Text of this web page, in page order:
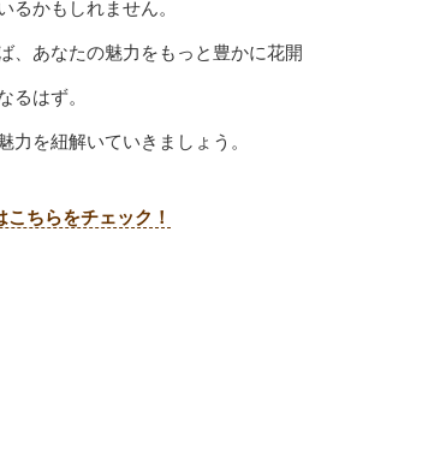
るかもしれません。
、あなたの魅力をもっと豊かに花開
るはず。
を紐解いていきましょう。
こちらをチェック！